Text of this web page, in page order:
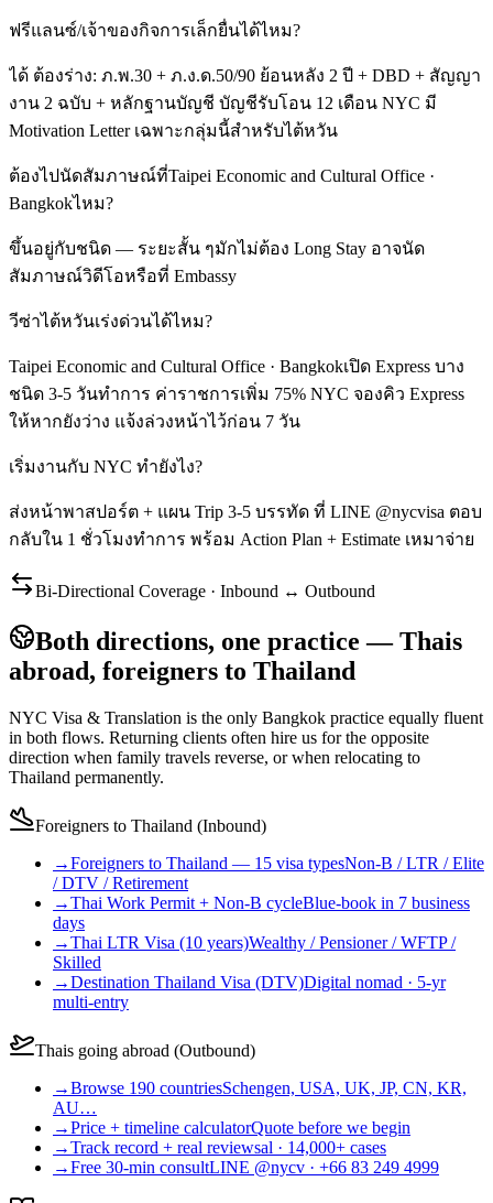
ฟรีแลนซ์/เจ้าของกิจการเล็กยื่นได้ไหม?
ได้ ต้องร่าง: ภ.พ.30 + ภ.ง.ด.50/90 ย้อนหลัง 2 ปี + DBD + สัญญา
งาน 2 ฉบับ + หลักฐานบัญชี บัญชีรับโอน 12 เดือน NYC มี
Motivation Letter เฉพาะกลุ่มนี้สำหรับไต้หวัน
ต้องไปนัดสัมภาษณ์ที่Taipei Economic and Cultural Office ·
Bangkokไหม?
ขึ้นอยู่กับชนิด — ระยะสั้น ๆมักไม่ต้อง Long Stay อาจนัด
สัมภาษณ์วิดีโอหรือที่ Embassy
วีซ่าไต้หวันเร่งด่วนได้ไหม?
Taipei Economic and Cultural Office · Bangkokเปิด Express บาง
ชนิด 3-5 วันทำการ ค่าราชการเพิ่ม 75% NYC จองคิว Express
ให้หากยังว่าง แจ้งล่วงหน้าไว้ก่อน 7 วัน
เริ่มงานกับ NYC ทำยังไง?
ส่งหน้าพาสปอร์ต + แผน Trip 3-5 บรรทัด ที่ LINE @nycvisa ตอบ
กลับใน 1 ชั่วโมงทำการ พร้อม Action Plan + Estimate เหมาจ่าย
Bi-Directional Coverage · Inbound ↔ Outbound
Both directions, one practice — Thais
abroad, foreigners to Thailand
NYC Visa & Translation is the only Bangkok practice equally fluent
in both flows. Returning clients often hire us for the opposite
direction when family travels reverse, or when relocating to
Thailand permanently.
Foreigners to Thailand (Inbound)
→Foreigners to Thailand — 15 visa typesNon-B / LTR / Elite
/ DTV / Retirement
→Thai Work Permit + Non-B cycleBlue-book in 7 business
days
→Thai LTR Visa (10 years)Wealthy / Pensioner / WFTP /
Skilled
→Destination Thailand Visa (DTV)Digital nomad · 5-yr
multi-entry
Thais going abroad (Outbound)
→Browse 190 countriesSchengen, USA, UK, JP, CN, KR,
AU…
→Price + timeline calculatorQuote before we begin
→Track record + real reviewsal · 14,000+ cases
→Free 30-min consultLINE @nycv · +66 83 249 4999